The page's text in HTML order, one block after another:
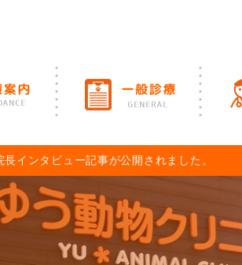
インタビュー記事が公開されました。